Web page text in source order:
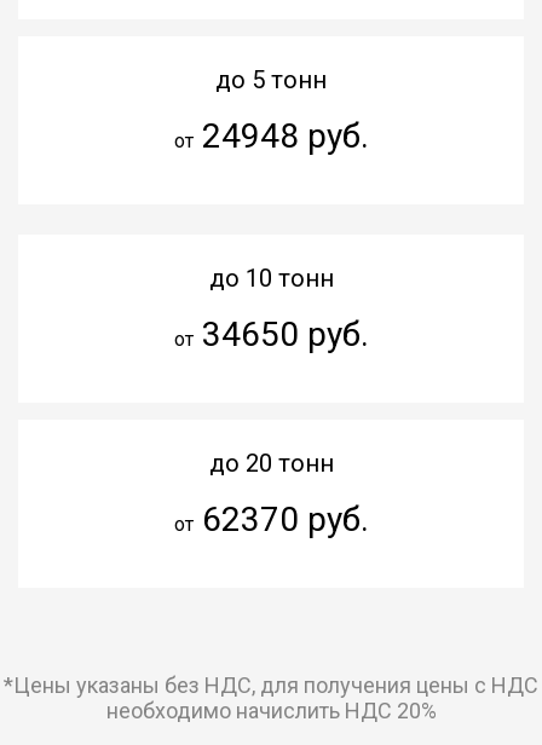
до 5 тонн
от24948 руб.
до 10 тонн
от34650 руб.
до 20 тонн
от62370 руб.
*Цены указаны без НДС, для получения цены с НДС
необходимо начислить НДС 20%